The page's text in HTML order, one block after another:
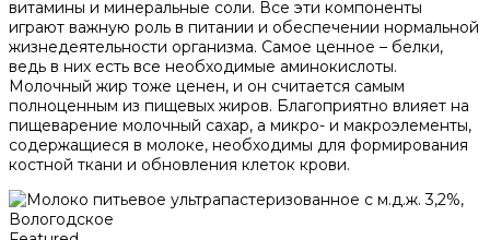
витамины и минеральные соли. Все эти компоненты
играют важную роль в питании и обеспечении нормальной
жизнедеятельности организма. Самое ценное – белки,
ведь в них есть все необходимые аминокислоты.
Молочный жир тоже ценен, и он считается самым
полноценным из пищевых жиров. Благоприятно влияет на
пищеварение молочный сахар, а микро- и макроэлементы,
содержащиеся в молоке, необходимы для формирования
костной ткани и обновления клеток крови.